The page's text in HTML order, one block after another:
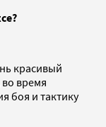
красивый
время
боя и тактику